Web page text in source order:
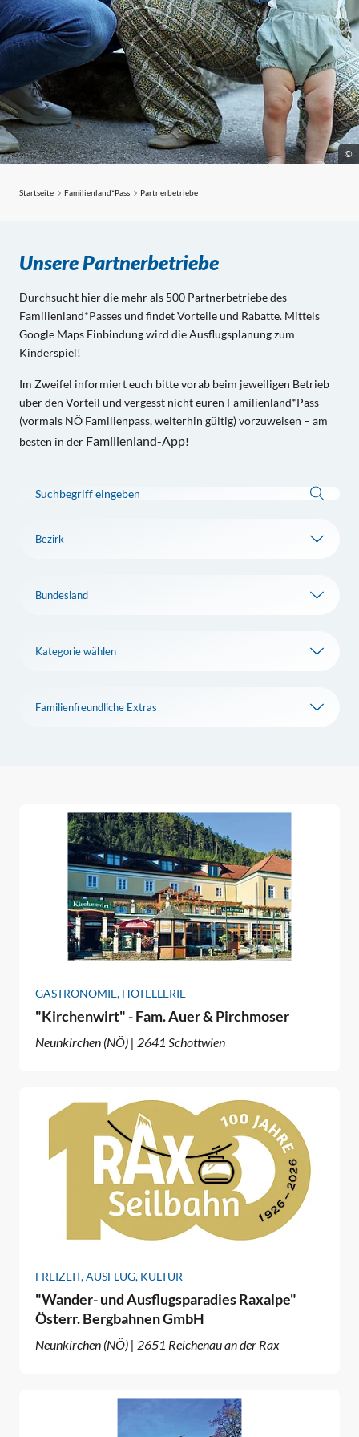
©
Partnerbetriebe
Startseite Familienland*Pass Partnerbetriebe
Unsere Partnerbetriebe
Durchsucht hier die mehr als 500 Partnerbetriebe des
Familienland*Passes und findet Vorteile und Rabatte. Mittels
Google Maps Einbindung wird die Ausflugsplanung zum
Kinderspiel!
Im Zweifel informiert euch bitte vorab beim jeweiligen Betrieb
über den Vorteil und vergesst nicht euren Familienland*Pass
(vormals NÖ Familienpass, weiterhin gültig) vorzuweisen – am
besten in der Familienland-App!
Suche
Bezirk
GASTRONOMIE, HOTELLERIE
"Kirchenwirt" - Fam. Auer & Pirchmoser
Neunkirchen (NÖ) | 2641 Schottwien
FREIZEIT, AUSFLUG, KULTUR
"Wander- und Ausflugsparadies Raxalpe"
Österr. Bergbahnen GmbH
Neunkirchen (NÖ) | 2651 Reichenau an der Rax